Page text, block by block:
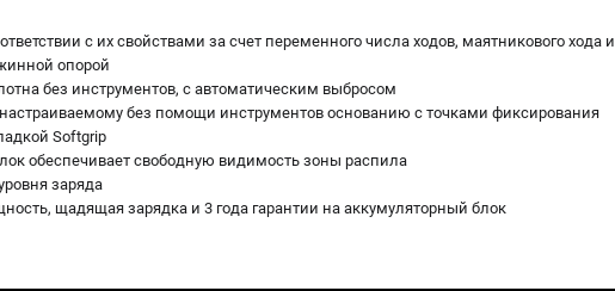
с их свойствами за счет переменного числа ходов, маятникового хода и
опорой
без инструментов, с автоматическим выбросом
без помощи инструментов основанию с точками фиксирования
Softgrip
обеспечивает свободную видимость зоны распила
заряда
щадящая зарядка и 3 года гарантии на аккумуляторный блок